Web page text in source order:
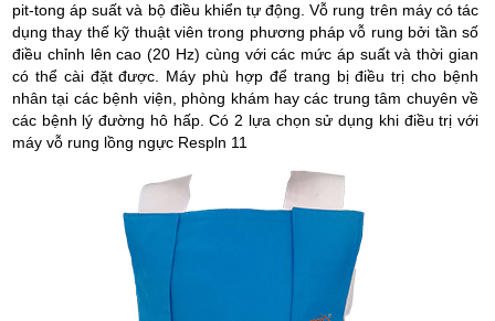
pit-tong áp suất và bộ điều khiển tự động. Vỗ rung trên máy có tác
dụng thay thế kỹ thuật viên trong phương pháp vỗ rung bởi tần số
điều chỉnh lên cao (20 Hz) cùng với các mức áp suất và thời gian
có thể cài đặt được. Máy phù hợp để trang bị điều trị cho bệnh
nhân tại các bệnh viện, phòng khám hay các trung tâm chuyên về
các bệnh lý đường hô hấp. Có 2 lựa chọn sử dụng khi điều trị với
máy vỗ rung lồng ngực Respln 11